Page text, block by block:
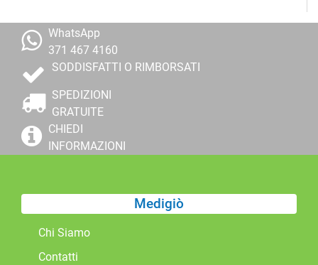
WhatsApp
371 467 4160
SODDISFATTI O RIMBORSATI
SPEDIZIONI
GRATUITE
CHIEDI
INFORMAZIONI
Medigiò
Chi Siamo
Contatti